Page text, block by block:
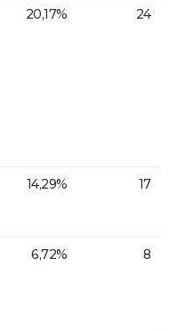
20,17% 24
14,29% 17
6,72% 8